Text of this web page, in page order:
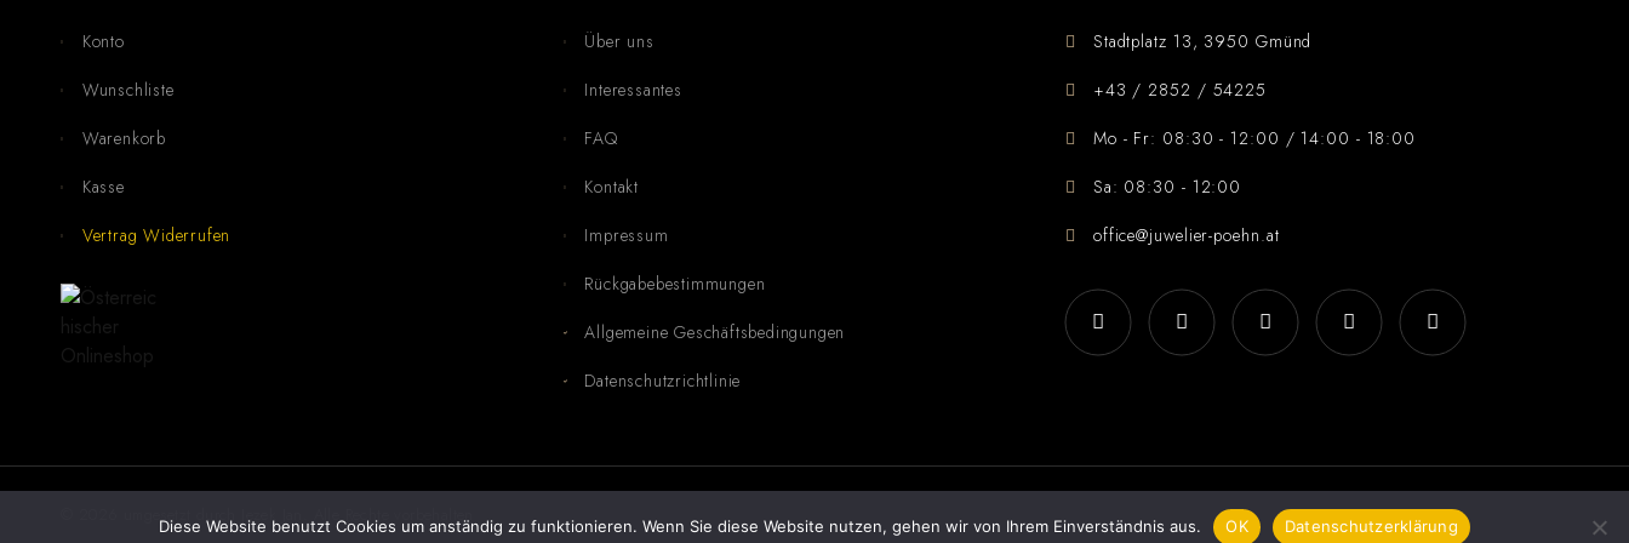
Konto
Wunschliste
Warenkorb
Kasse
Vertrag Widerrufen
Über uns
Interessantes
FAQ
Kontakt
Impressum
Rückgabebestimmungen
Allgemeine Geschäftsbedingungen
Datenschutzrichtlinie
Stadtplatz 13, 3950 Gmünd
+43 / 2852 / 54225
Mo - Fr: 08:30 - 12:00 / 14:00 - 18:00
Sa: 08:30 - 12:00
office@juwelier-poehn.at
© 2026 umgesetzt durch Jezek Jan . Alle Rechte vorbehalten
Diese Website benutzt Cookies um anständig zu funktionieren. Wenn Sie diese Website nutzen, gehen wir von Ihrem Einverständnis aus. OK Datenschutzerklärung